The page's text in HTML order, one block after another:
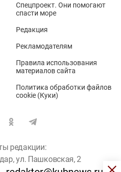
Спецпроект. Они помогают
спасти море
Редакция
Рекламодателям
Правила использования
материалов сайта
Политика обработки файлов
cookie (Куки)
редакции:
ул. Пашковская, 2